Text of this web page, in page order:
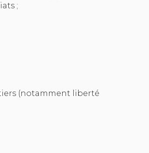
;
(notamment liberté